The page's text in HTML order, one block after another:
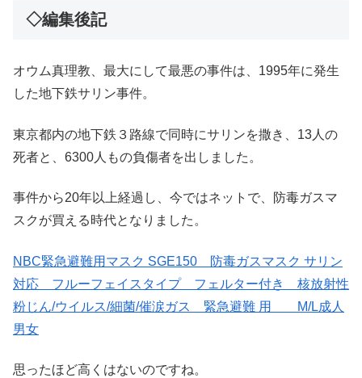
◇編集後記
オウム真理教、最大にして最悪の事件は、1995年に発生
した地下鉄サリン事件。
東京都内の地下鉄３路線で同時にサリンを撒き、13人の
死者と、6300人もの負傷者を出しました。
事件から20年以上経過し、今ではネットで、防毒ガスマ
スクが買える時代となりました。
NBC緊急避難用マスク SGE150 防毒ガスマスク サリン
対応 フルーフェイスタイプ フェルター付き 核放射性
粉じん/ウイルス/細菌/催涙ガス 緊急避難 用 M/L成人
男女
思ったほど高くはないのですね。